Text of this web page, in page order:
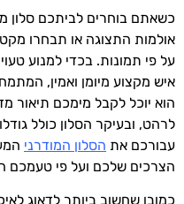
כשאתם בוחרים לביתכם סלון
אולמות התצוגה או תבחרו
על פי תמונות. בכדי למנוע
איש מקצוע מיומן ואמין,
הוא יוכל לקבל מימכם תיאור
לרהט, ובעיקר הסלון כולל
עבורכם את הסלון המודרני
הצרכים שלכם ועל פי טעמכם
כמובן שחשוב ביותר לדאוג